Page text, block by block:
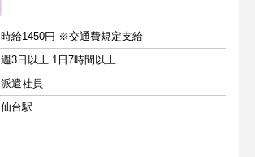
時給1450円 ※交通費規定支給
週3日以上 1日7時間以上
派遣社員
仙台駅